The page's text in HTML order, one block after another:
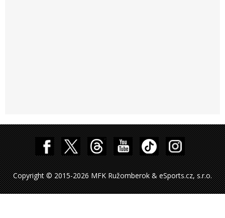
Copyright © 2015-2026 MFK Ružomberok & eSports.cz, s.r.o.